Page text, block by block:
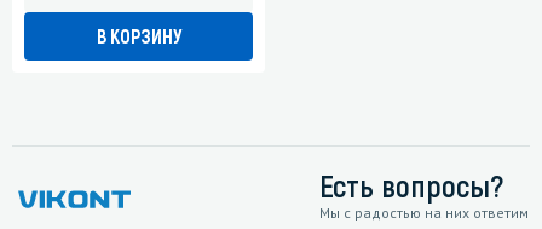
В КОРЗИНУ
Есть вопросы?
Мы с радостью на них ответим